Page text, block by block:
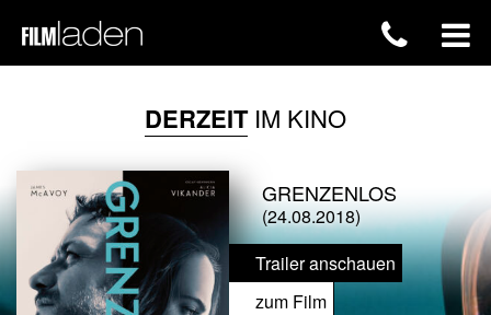
DERZEITIM KINO
GRENZENLOS
(24.08.2018)
Trailer anschauen
zum Film